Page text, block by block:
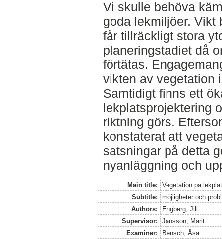
Vi skulle behöva
goda lekmiljöer. Vikt
får tillräckligt stora
planeringstadiet då
förtätas.
vikten av vegetation
Samtidigt finns ett
lekplatsprojektering
riktning görs.
konstaterat att
satsningar på detta
nyanläggning och
Main title:
Vegetation på
Subtitle:
möjligheter och
Authors:
Engberg, Jill
Supervisor:
Jansson, Märit
Examiner:
Bensch, Åsa